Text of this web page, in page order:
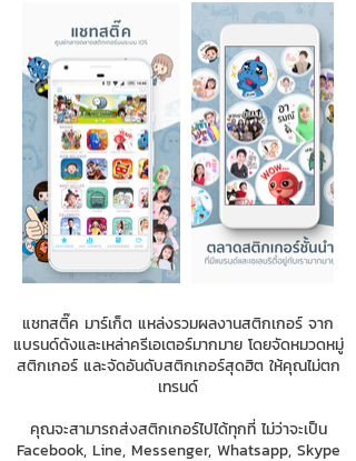
แชทสติ๊ค มาร์เก็ต แหล่งรวมผลงานสติกเกอร์ จาก
แบรนด์ดังและเหล่าครีเอเตอร์มากมาย โดยจัดหมวดหมู่
สติกเกอร์ และจัดอันดับสติกเกอร์สุดฮิต ให้คุณไม่ตก
เทรนด์
คุณจะสามารถส่งสติกเกอร์ไปได้ทุกที่ ไม่ว่าจะเป็น
Facebook, Line, Messenger, Whatsapp, Skype